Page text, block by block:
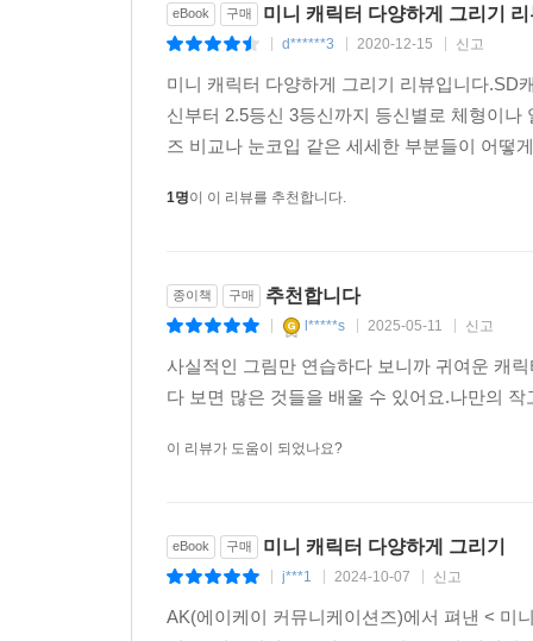
eBook 구매 미니 캐릭터 다양하게 그리기
d******3 2020-12-15 신고
미니 캐릭터 다양하게 그리기 리뷰입니다.SD
신부터 2.5등신 3등신까지 등신별로 체형이
즈 비교나 눈코입 같은 세세한 부분들이 어떻
1명이 이 리뷰를 추천합니다.
종이책 구매 추천합니다
l*****s 2025-05-11 신고
사실적인 그림만 연습하다 보니까 귀여운 캐
다 보면 많은 것들을 배울 수 있어요.나만의
이 리뷰가 도움이 되었나요?
eBook 구매 미니 캐릭터 다양하게 그리기
j***1 2024-10-07 신고
AK(에이케이 커뮤니케이션즈)에서 펴낸 < 미